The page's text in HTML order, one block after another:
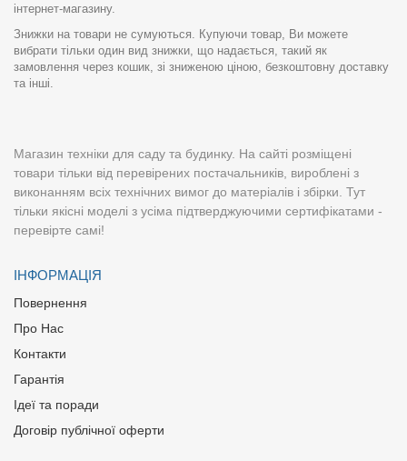
інтернет-магазину.
Знижки на товари не сумуються. Купуючи товар, Ви можете
вибрати тільки один вид знижки, що надається, такий як
замовлення через кошик, зі зниженою ціною, безкоштовну доставку
та інші.
Магазин техніки для саду та будинку. На сайті розміщені
товари тільки від перевірених постачальників, вироблені з
виконанням всіх технічних вимог до матеріалів і збірки. Тут
тільки якісні моделі з усіма підтверджуючими сертифікатами -
перевірте самі!
ІНФОРМАЦІЯ
Повернення
Про Нас
Контакти
Гарантія
Ідеї та поради
Договір публічної оферти